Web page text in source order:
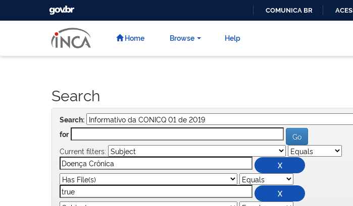
GOVBR
COMUNICA BR
Home Browse Help
Search
Search:
for
Current filters: